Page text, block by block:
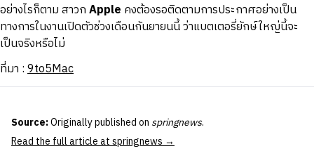
อย่างไรก็ตาม สาวกApple คงต้องรอติดตามการประกาศอย่างเป็น
ทางการในงานเปิดตัวช่วงเดือนกันยายนนี้ ว่าแบตเตอรี่ยักษ์ใหญ่นี้จะ
เป็นจริงหรือไม่
ที่มา :9to5Mac
Source:Originally published on springnews.
Read the full article at springnews →